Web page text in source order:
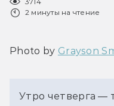
2 минуты на чтение
Photo by Grayson
Утро четверга —